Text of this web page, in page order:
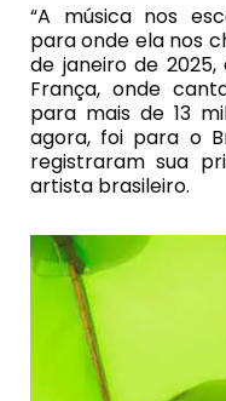
“A música nos
para onde ela nos
de janeiro de
França, onde
para mais de 13
agora, foi para o
registraram sua
artista brasileiro.